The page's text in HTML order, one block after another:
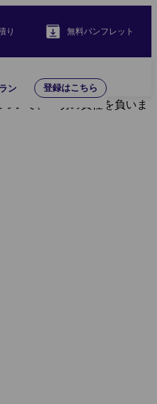
り 無料パンフレット
ン 登録はこちら
いて、一切の責任を負いま